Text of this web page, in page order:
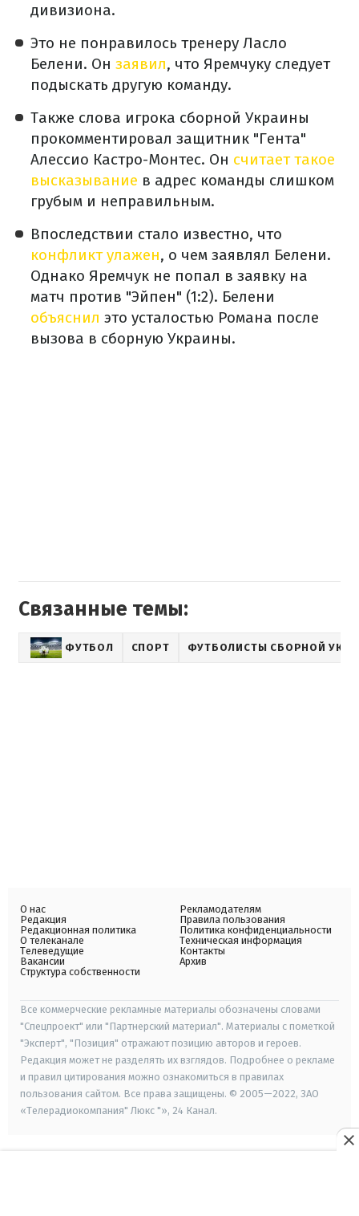
дивизиона.
Это не понравилось тренеру Ласло
Белени. Он заявил, что Яремчуку следует
подыскать другую команду.
Также слова игрока сборной Украины
прокомментировал защитник "Гента"
Алессио Кастро-Монтес. Он считает такое
высказывание в адрес команды слишком
грубым и неправильным.
Впоследствии стало известно, что
конфликт улажен, о чем заявлял Белени.
Однако Яремчук не попал в заявку на
матч против "Эйпен" (1:2). Белени
объяснил это усталостью Романа после
вызова в сборную Украины.
Связанные темы:
ФУТБОЛ СПОРТ ФУТБОЛИСТЫ СБОРНОЙ
О нас
Редакция
Редакционная политика
О телеканале
Телеведущие
Вакансии
Структура собственности
Рекламодателям
Правила пользования
Политика конфиденциальности
Техническая информация
Контакты
Архив
Все коммерческие рекламные материалы обозначены словами
"Спецпроект" или "Партнерский материал". Материалы с пометкой
"Эксперт", "Позиция" отражают позицию авторов и героев.
Редакция может не разделять их взглядов. Подробнее о рекламе
и правил цитирования можно ознакомиться в правилах
пользования сайтом. Все права защищены. © 2005—2022, ЗАО
«Телерадиокомпания" Люкс "», 24 Канал.